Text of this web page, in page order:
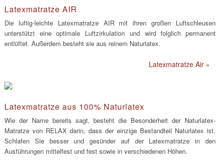
Latexmatratze AIR
Die luftig-leichte Latexmatratze AIR mit ihren großen Luftschleusen
unterstützt eine optimale Luftzirkulation und wird folglich permanent
entlüftet. Außerdem besteht sie aus reinem Naturlatex.
Latexmatratze Air »
Latexmatratze aus 100% Naturlatex
Wie der Name bereits sagt, besteht die Besonderheit der Naturlatex-
Matratze von RELAX darin, dass der einzige Bestandteil Naturlatex ist.
Schlafen Sie besser und gesünder auf der Latexmatratze in den
Ausführungen mittelfest und fest sowie in verschiedenen Höhen.